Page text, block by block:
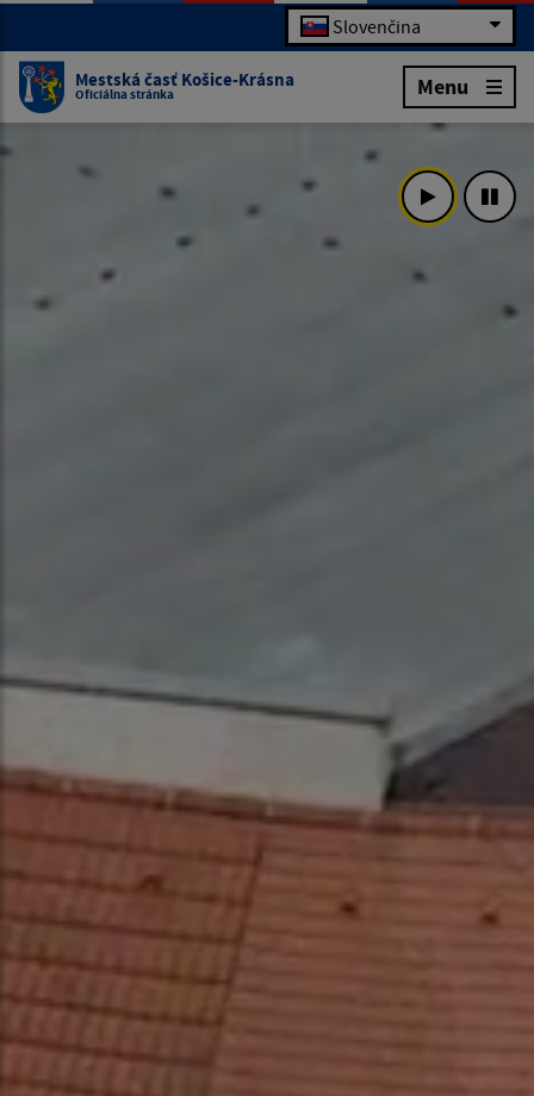
Slovenčina
Mestská časť Košice-Krásna
Oficiálna stránka Menu